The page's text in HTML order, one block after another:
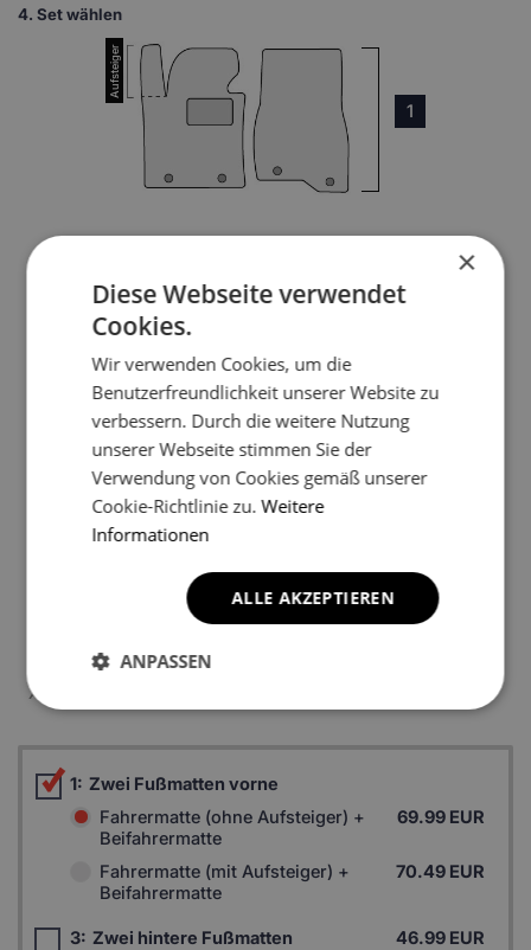
4. Set wählen
1
4
3
5
*Ein Beispielfoto. Das Finalprodukt kann sich abhängig vom
Autofußboden unterscheiden.
1: Zwei Fußmatten vorne
Fahrermatte (ohne Aufsteiger) +
Beifahrermatte
69.99 EUR
Fahrermatte (mit Aufsteiger) +
Beifahrermatte
70.49 EUR
3: Zwei hintere Fußmatten 46.99 EUR
×
Diese Webseite verwendet
Cookies.
Wir verwenden Cookies, um die
Benutzerfreundlichkeit unserer Website zu
verbessern. Durch die weitere Nutzung
unserer Webseite stimmen Sie der
Verwendung von Cookies gemäß unserer
Cookie-Richtlinie zu.Weitere
Informationen
ALLE AKZEPTIEREN
ANPASSEN